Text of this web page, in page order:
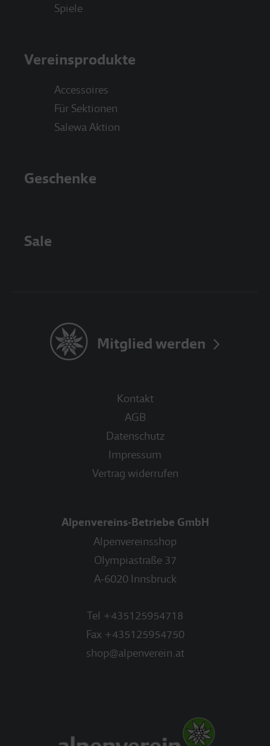
Spiele
Vereinsprodukte
Accessoires
Für Sektionen
Salewa Aktion
Geschenke
Sale
Kontakt
AGB
Datenschutz
Impressum
Vertrag widerrufen
Alpenvereins-Betriebe GmbH
Alpenvereinsshop
Olympiastraße 37
A-6020 Innsbruck
Tel +435125954718
Fax +435125954750
shop@alpenverein.at
Mitglied werden